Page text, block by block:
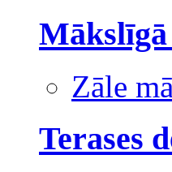
Mākslīgā
Zāle
Terases